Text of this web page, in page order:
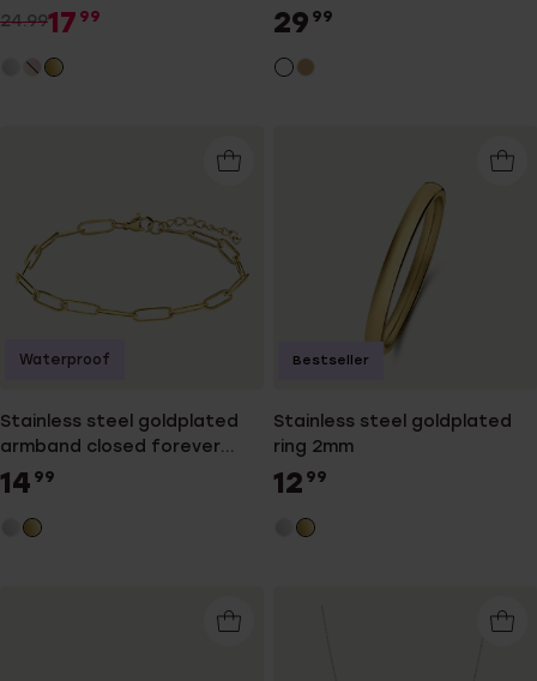
24.9917 99
kristal
29 99
Stainless steel goldplated
armband closed forever
4mm
14 99
Waterproof
Stainless steel goldplated
ring 2mm
12 99
Bestseller